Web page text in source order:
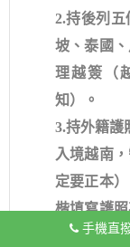
2.持後列五
坡、泰國
理越簽（
知）。
3.持外籍護
入境越南
定要正本
楷填寫護
依越南駐
手機直